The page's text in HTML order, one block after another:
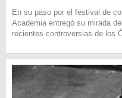
En su paso por el festival de
Academia entregó su mirada
recientes controversias de los